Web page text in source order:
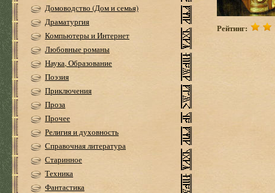
Домоводство (Дом и семья)
Драматургия
Компьютеры и Интернет
Любовные романы
Наука, Образование
Поэзия
Приключения
Проза
Прочее
Религия и духовность
Справочная литература
Старинное
Техника
Фантастика
Рейтинг: